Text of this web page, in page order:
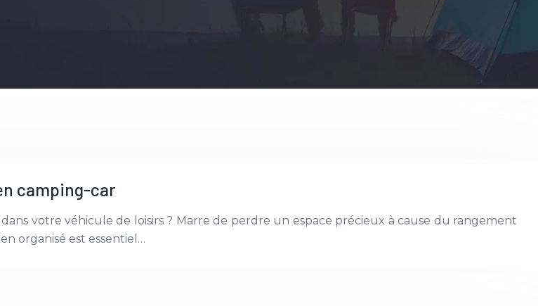
camping-car
votre véhicule de loisirs ? Marre de perdre un espace précieux à cause du rangement
organisé est essentiel…